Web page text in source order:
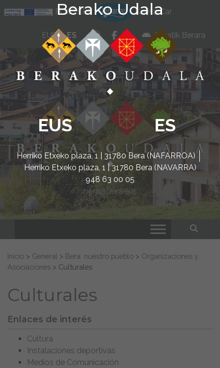
Berako Udala
EUS ES
Herriko Etxeko plaza, 1 | 31780 Bera (NAFARROA)
Herriko Etxeko plaza, 1 | 31780 Bera (NAVARRA)
948 63 00 05
bera@bera.eus
POCTEFA KarKarCar
EUS ES whatsapp
facebook
instagram
Beratik Berara
Buscar:
Inicio > General > Bera: nuestro pueblo > Organizaciones y
Asociaciones > Culturales
Culturales
Enlaces de interés
Cultura
Instalaciones deportivas
Medios de Comunicación